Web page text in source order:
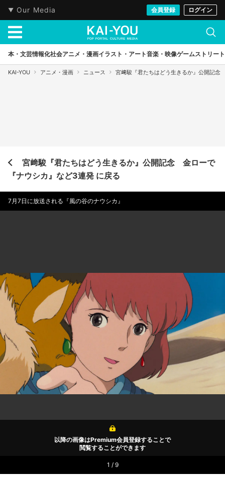
Our Media 会員登録 ログイン
本・文芸情報化社会アニメ・漫画イラスト・アート音楽・映像ゲームストリート
KAI-YOU アニメ・漫画 ニュース 宮﨑駿『君たちはどう生きるか』公開記
宮﨑駿『君たちはどう生きるか』公開記念 金ローで
『ナウシカ』など3連発 に戻る
7月7日に放送される『風の谷のナウシカ』
以降の画像はPremium会員登録することで
閲覧することができます
1 / 9